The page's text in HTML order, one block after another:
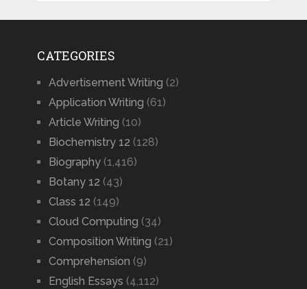
CATEGORIES
Advertisement Writing (2)
Application Writing (61)
Article Writing (10)
Biochemistry 12 (128)
Biography(1,416)
Botany 12 (43)
Class 12 (149)
Cloud Computing (34)
Composition Writing (21)
Comprehension (9)
English Essays (4,112)